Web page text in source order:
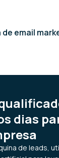
email
dias
de leads,